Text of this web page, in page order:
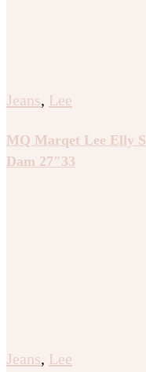
Jeans, Lee
MQ Marqet Lee Elly
Dam 27″33
Jeans, Lee